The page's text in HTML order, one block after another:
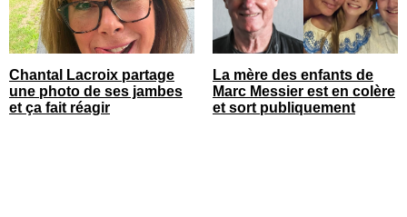
Chantal Lacroix partage
une photo de ses jambes
et ça fait réagir
La mère des enfants de
Marc Messier est en colère
et sort publiquement